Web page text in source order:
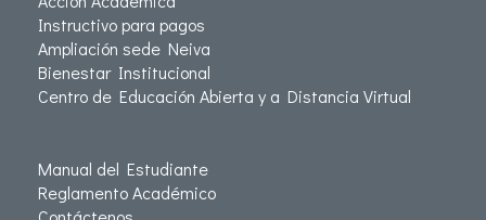
Instructivo para pagos
Ampliación sede Neiva
Bienestar Institucional
Centro de Educación Abierta y a Distancia Virtual
Manual del Estudiante
Reglamento Académico